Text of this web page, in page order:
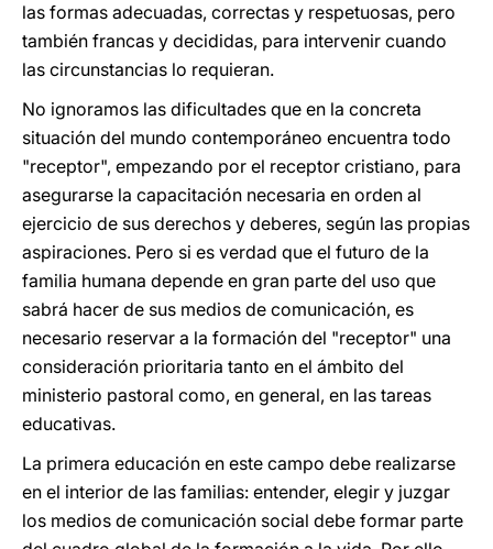
las formas adecuadas, correctas y respetuosas, pero
también francas y decididas, para intervenir cuando
las circunstancias lo requieran.
No ignoramos las dificultades que en la concreta
situación del mundo contemporáneo encuentra todo
"receptor", empezando por el receptor cristiano, para
asegurarse la capacitación necesaria en orden al
ejercicio de sus derechos y deberes, según las propias
aspiraciones. Pero si es verdad que el futuro de la
familia humana depende en gran parte del uso que
sabrá hacer de sus medios de comunicación, es
necesario reservar a la formación del "receptor" una
consideración prioritaria tanto en el ámbito del
ministerio pastoral como, en general, en las tareas
educativas.
La primera educación en este campo debe realizarse
en el interior de las familias: entender, elegir y juzgar
los medios de comunicación social debe formar parte